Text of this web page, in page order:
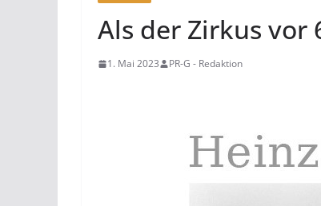
Als der Zirkus vor
1. Mai 2023 PR-G - Redaktion